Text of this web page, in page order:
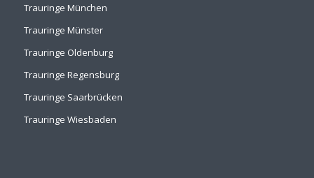
Trauringe München
Trauringe Münster
Trauringe Oldenburg
Trauringe Regensburg
Trauringe Saarbrücken
Trauringe Wiesbaden